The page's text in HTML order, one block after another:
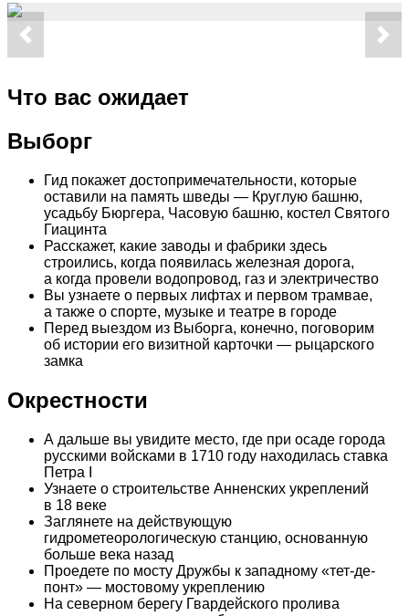
Что вас ожидает
Выборг
Гид покажет достопримечательности, которые
оставили на память шведы — Круглую башню,
усадьбу Бюргера, Часовую башню, костел Святого
Гиацинта
Расскажет, какие заводы и фабрики здесь
строились, когда появилась железная дорога,
а когда провели водопровод, газ и электричество
Вы узнаете о первых лифтах и первом трамвае,
а также о спорте, музыке и театре в городе
Перед выездом из Выборга, конечно, поговорим
об истории его визитной карточки — рыцарского
замка
Окрестности
А дальше вы увидите место, где при осаде города
русскими войсками в 1710 году находилась ставка
Петра I
Узнаете о строительстве Анненских укреплений
в 18 веке
Заглянете на действующую
гидрометеорологическую станцию, основанную
больше века назад
Проедете по мосту Дружбы к западному «тет-де-
понт» — мостовому укреплению
На северном берегу Гвардейского пролива